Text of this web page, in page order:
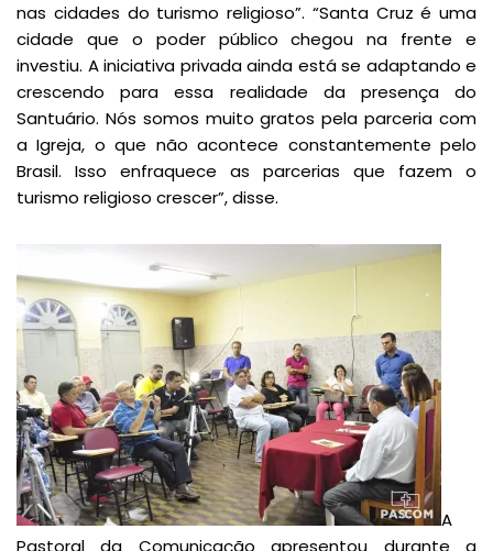
nas cidades do turismo religioso”. “Santa Cruz é uma
cidade que o poder público chegou na frente e
investiu. A iniciativa privada ainda está se adaptando e
crescendo para essa realidade da presença do
Santuário. Nós somos muito gratos pela parceria com
a Igreja, o que não acontece constantemente pelo
Brasil. Isso enfraquece as parcerias que fazem o
turismo religioso crescer”, disse.
A
Pastoral da Comunicação apresentou durante a